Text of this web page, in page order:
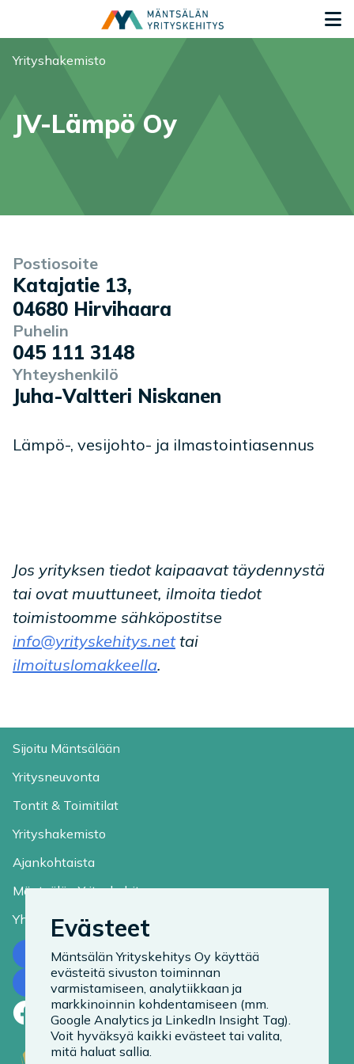
Olet tässä:
Yrityshakemisto
JV-Lämpö Oy
Yrityksen tiedot
Postiosoite
Katajatie 13,
04680 Hirvihaara
Puhelin
045 111 3148
Yhteyshenkilö
Juha-Valtteri Niskanen
Palvelukuvaus
Lämpö-, vesijohto- ja ilmastointiasennus
Jos yrityksen tiedot kaipaavat täydennystä
tai ovat muuttuneet, ilmoita tiedot
toimistoomme sähköpostitse
info@yrityskehitys.nettai
ilmoituslomakkeella.
Sijoitu Mäntsälään
Yritysneuvonta
Tontit & Toimitilat
Yrityshakemisto
Ajankohtaista
Mäntsälän Yrityskehitys
Yhteystiedot
Ota yhteyttä
Tilaa uutiskirje
Facebook
LinkedIn
Instagram
Evästeet
Mäntsälän Yrityskehitys Oy käyttää
evästeitä sivuston toiminnan
varmistamiseen, analytiikkaan ja
markkinoinnin kohdentamiseen (mm.
Google Analytics ja LinkedIn Insight Tag).
Voit hyväksyä kaikki evästeet tai valita,
mitä haluat sallia.